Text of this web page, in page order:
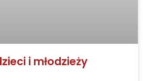
i młodzieży